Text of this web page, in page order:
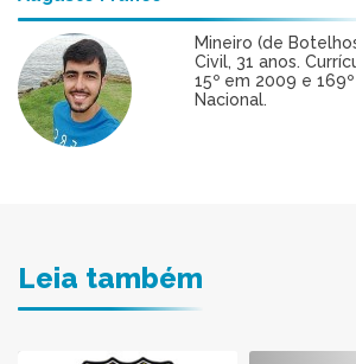
Mineiro (de
Civil, 31 anos.
15º em 2009 e
Nacional.
Leia também